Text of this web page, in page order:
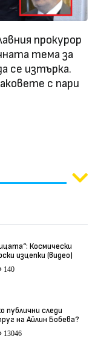
прокурор
тема за
се изтърка.
с пари
Космически
изцепки (видео)
140
публични следи
на Айлин Бобева?
13046